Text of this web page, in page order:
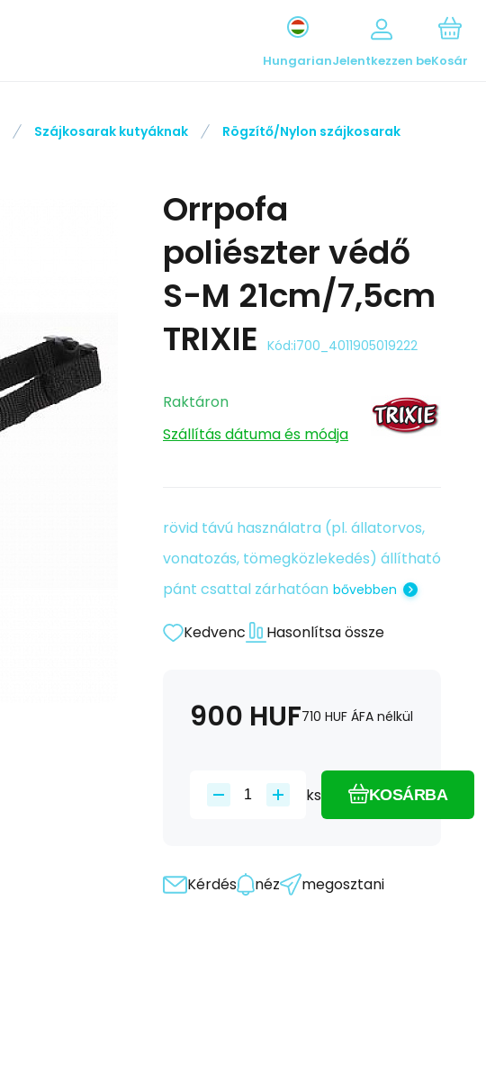
HungarianJelentkezzen beKosár
Szájkosarak kutyáknak
Rögzítő/Nylon szájkosarak
Orrpofa
poliészter védő
S-M 21cm/7,5cm
TRIXIE Kód:i700_4011905019222
Raktáron
Szállítás dátuma és módja
rövid távú használatra (pl. állatorvos,
vonatozás, tömegközlekedés) állítható
pánt csattal zárhatóan bővebben
Kedvenc Hasonlítsa össze
900 HUF710 HUF ÁFA nélkül
ks KOSÁRBA
Kérdés néz megosztani